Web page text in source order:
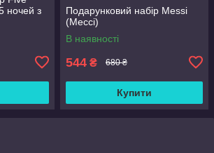
ночей з
Подарунковий набір Messi
(Мессі)
В наявності
544 ₴ 680 ₴
Купити